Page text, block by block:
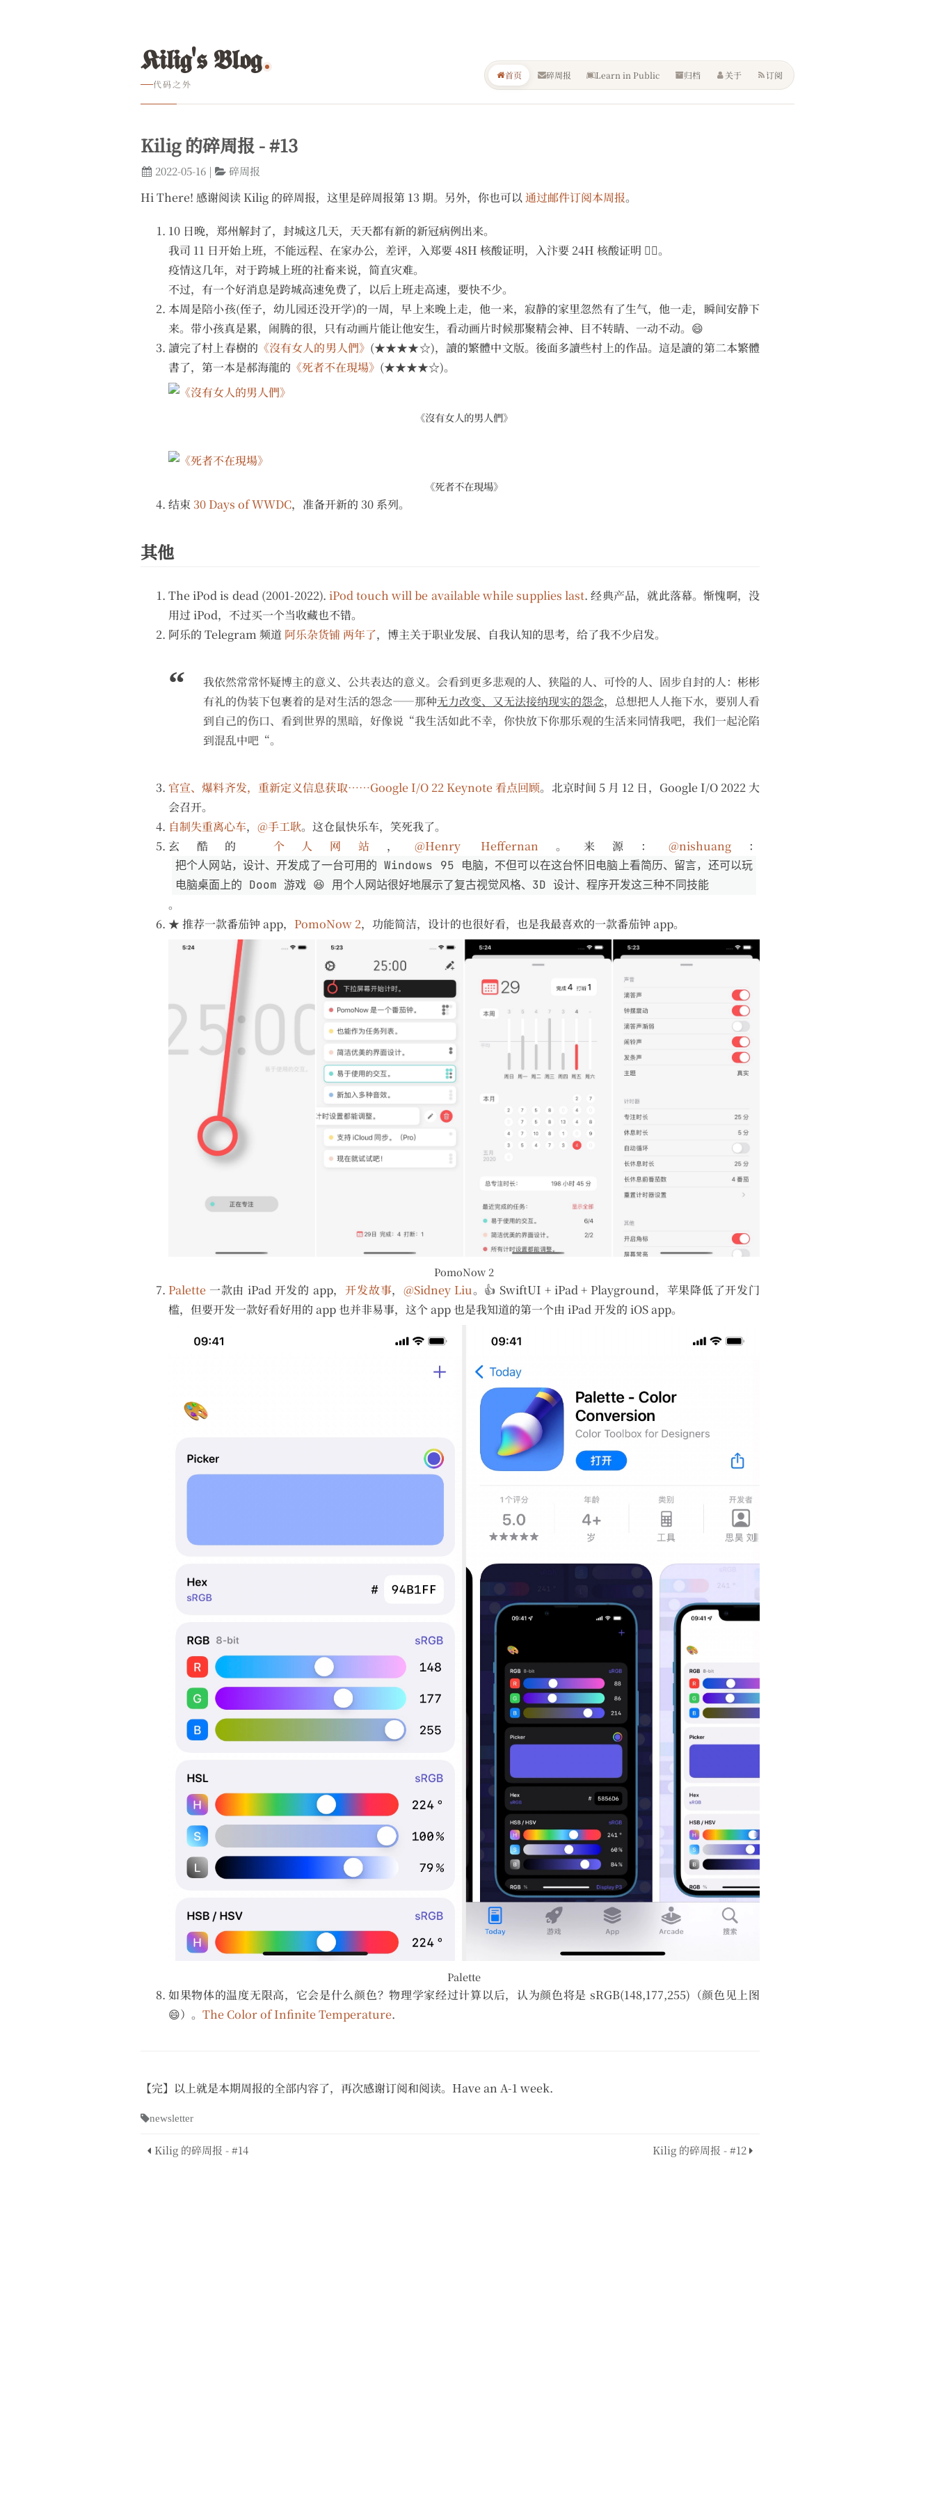
𝕶𝖎𝖑𝖎𝖌'𝖘 𝕭𝖑𝖔𝖌
代码之外
首页 碎周报 Learn in Public 归档 关于 订阅
Kilig 的碎周报 - #13
2022-05-16| 碎周报
Hi There! 感谢阅读 Kilig 的碎周报，这里是碎周报第 13 期。另外，你也可以通过邮件订阅本周报。
10 日晚，郑州解封了，封城这几天，天天都有新的新冠病例出来。
我司 11 日开始上班，不能远程、在家办公，差评，入郑要 48H 核酸证明，入汴要 24H 核酸证明 🤷‍♂️。
疫情这几年，对于跨城上班的社畜来说，简直灾难。
不过，有一个好消息是跨城高速免费了，以后上班走高速，要快不少。
本周是陪小孩(侄子，幼儿园还没开学)的一周，早上来晚上走，他一来，寂静的家里忽然有了生气，他一走，瞬间安静下
来。带小孩真是累，闹腾的很，只有动画片能让他安生，看动画片时候那聚精会神、目不转睛、一动不动。😄
讀完了村上春樹的 《沒有女人的男人們》 (★★★★☆)，讀的繁體中文版。後面多讀些村上的作品。這是讀的第二本繁體
書了，第一本是郝海龍的 《死者不在現場》 (★★★★☆)。
《沒有女人的男人們》
《死者不在現場》
结束 30 Days of WWDC，准备开新的 30 系列。
其他
The iPod is dead (2001-2022). iPod touch will be available while supplies last. 经典产品，就此落幕。惭愧啊，没
用过 iPod，不过买一个当收藏也不错。
阿乐的 Telegram 频道 阿乐杂货铺 两年了，博主关于职业发展、自我认知的思考，给了我不少启发。
我依然常常怀疑博主的意义、公共表达的意义。会看到更多悲观的人、狭隘的人、可怜的人、固步自封的人：彬彬
有礼的伪装下包裹着的是对生活的怨念——那种无力改变、又无法接纳现实的怨念，总想把人人拖下水，要别人看
到自己的伤口、看到世界的黑暗，好像说“我生活如此不幸，你快放下你那乐观的生活来同情我吧，我们一起沦陷
到混乱中吧“。
官宣、爆料齐发，重新定义信息获取……Google I/O 22 Keynote 看点回顾。北京时间 5 月 12 日，Google I/O 2022 大
会召开。
自制失重离心车， @手工耿。这仓鼠快乐车，笑死我了。
玄酷的 个人网站 ，@Henry Heffernan 。来源：@nishuang ：
把个人网站，设计、开发成了一台可用的 Windows 95 电脑，不但可以在这台怀旧电脑上看简历、留言，还可以玩
电脑桌面上的 Doom 游戏 😆 用个人网站很好地展示了复古视觉风格、3D 设计、程序开发这三种不同技能
。
★ 推荐一款番茄钟 app， PomoNow 2，功能简洁，设计的也很好看，也是我最喜欢的一款番茄钟 app。
PomoNow 2
Palette 一款由 iPad 开发的 app，开发故事，@Sidney Liu。👍 SwiftUI + iPad + Playground，苹果降低了开发门
槛，但要开发一款好看好用的 app 也并非易事，这个 app 也是我知道的第一个由 iPad 开发的 iOS app。
Palette
如果物体的温度无限高，它会是什么颜色？物理学家经过计算以后，认为颜色将是 sRGB(148,177,255)（颜色见上图
😄）。 The Color of Infinite Temperature.
【完】以上就是本期周报的全部内容了，再次感谢订阅和阅读。Have an A-1 week.
newsletter
Kilig 的碎周报 - #14 Kilig 的碎周报 - #12